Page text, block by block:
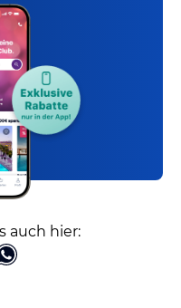
auch hier: